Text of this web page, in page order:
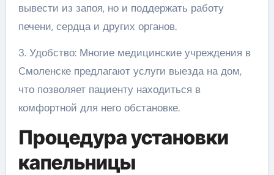
вывести из запоя, но и поддержать работу
печени, сердца и других органов.
3. Удобство: Многие медицинские учреждения в
Смоленске предлагают услуги выезда на дом,
что позволяет пациенту находиться в
комфортной для него обстановке.
Процедура установки
капельницы